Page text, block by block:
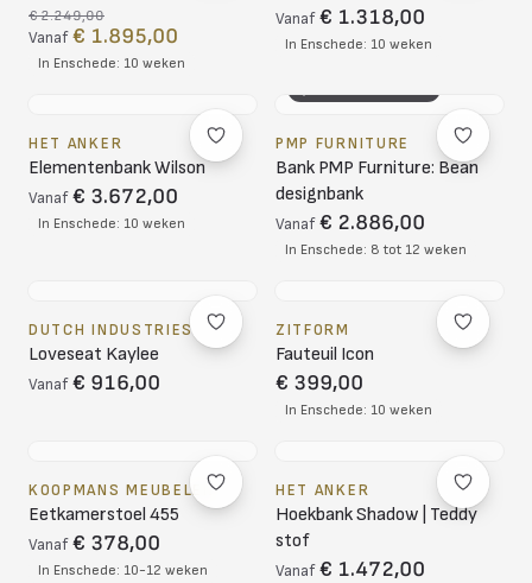
€ 2.249,00
Vanaf € 1.895,00
In Enschede: 10 weken
Vanaf € 1.318,00
In Enschede: 10 weken
HET ANKER
Elementenbank Wilson
Vanaf € 3.672,00
In Enschede: 10 weken
PMP FURNITURE
Bank PMP Furniture: Bean
designbank
Vanaf € 2.886,00
In Enschede: 8 tot 12 weken
DUTCH INDUSTRIES
Loveseat Kaylee
Vanaf € 916,00
ZITFORM
Fauteuil Icon
€ 399,00
In Enschede: 10 weken
KOOPMANS MEUBELEN
Eetkamerstoel 455
Vanaf € 378,00
In Enschede: 10-12 weken
HET ANKER
Hoekbank Shadow | Teddy
stof
Vanaf € 1.472,00